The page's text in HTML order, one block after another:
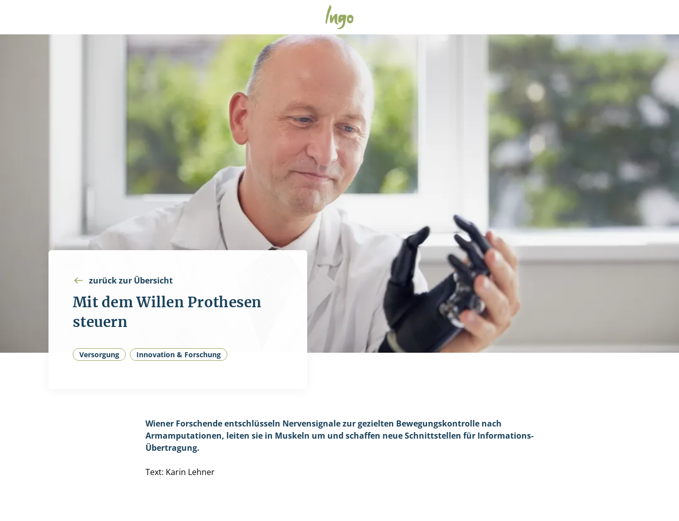
zurück zur Übersicht
Mit dem Willen Prothesen
steuern
Versorgung Innovation & Forschung
Wiener Forschende entschlüsseln Nervensignale zur gezielten Bewegungskontrolle nach
Armamputationen, leiten sie in Muskeln um und schaffen neue Schnittstellen für Informations-
Übertragung.
Text: Karin Lehner